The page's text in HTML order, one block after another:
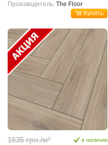
Производитель: The Floor
Купить
1635 грн./м²
в наличии